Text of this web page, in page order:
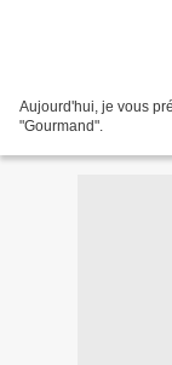
Aujourd'hui, je vous
"Gourmand".